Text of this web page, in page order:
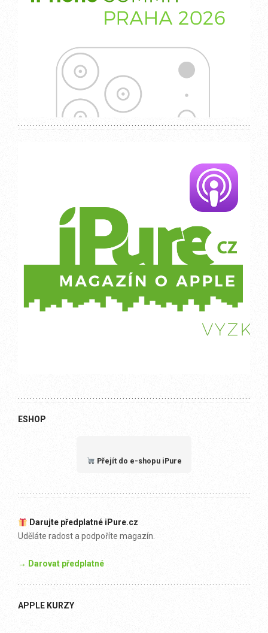
ESHOP
Přejít do e-shopu iPure
Darujte předplatné iPure.cz
Uděláte radost a podpoříte magazín.
→ Darovat předplatné
APPLE KURZY